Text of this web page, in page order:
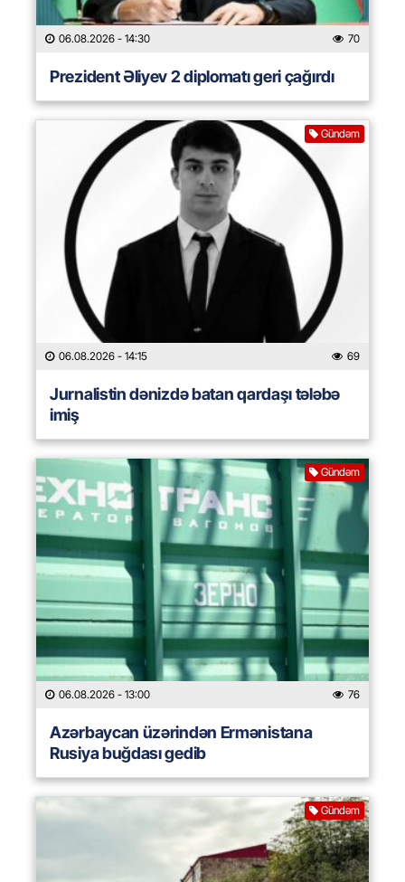
06.08.2026 - 14:30 70
Prezident Əliyev 2 diplomatı geri çağırdı
Gündəm
06.08.2026 - 14:15 69
Jurnalistin dənizdə batan qardaşı tələbə
imiş
Gündəm
06.08.2026 - 13:00 76
Azərbaycan üzərindən Ermənistana
Rusiya buğdası gedib
Gündəm